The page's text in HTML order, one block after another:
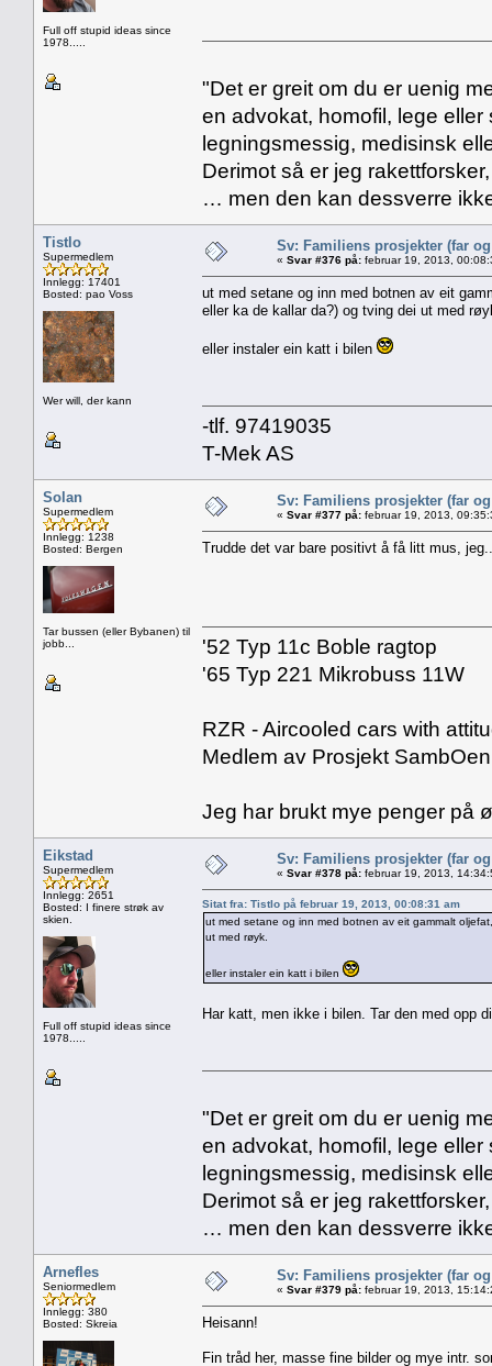
Full off stupid ideas since
1978.....
"Det er greit om du er uenig
en advokat, homofil, lege
legningsmessig, medisinsk
Derimot så er jeg
… men den kan dessverre
Tistlo
Supermedlem
Innlegg: 17401
Bosted: pao Voss
Wer will, der kann
Sv: Familiens prosjekter (far
« Svar #376 på: februar 19, 2013,
ut med setane og inn med botnen av eit
eller ka de kallar da?) og tving dei ut med
eller instaler ein katt i bilen
-tlf. 97419035
T-Mek AS
Solan
Supermedlem
Innlegg: 1238
Bosted: Bergen
Tar bussen (eller Bybanen) til
jobb...
Sv: Familiens prosjekter (far
« Svar #377 på: februar 19, 2013,
Trudde det var bare positivt å få litt mus,
'52 Typ 11c Boble ragtop
'65 Typ 221 Mikrobuss 11W
RZR - Aircooled cars with
Medlem av Prosjekt
Jeg har brukt mye penger på
Eikstad
Supermedlem
Innlegg: 2651
Bosted: I finere strøk av
skien.
Full off stupid ideas since
1978.....
Sv: Familiens prosjekter (far
« Svar #378 på: februar 19, 2013,
Sitat fra: Tistlo på februar 19, 2013, 00:08:31 am
ut med setane og inn med botnen av eit gammalt
ut med røyk.
eller instaler ein katt i bilen
Har katt, men ikke i bilen. Tar den med opp
"Det er greit om du er uenig
en advokat, homofil, lege
legningsmessig, medisinsk
Derimot så er jeg
… men den kan dessverre
Arnefles
Seniormedlem
Innlegg: 380
Bosted: Skreia
Sv: Familiens prosjekter (far
« Svar #379 på: februar 19, 2013,
Heisann!
Fin tråd her, masse fine bilder og mye intr.